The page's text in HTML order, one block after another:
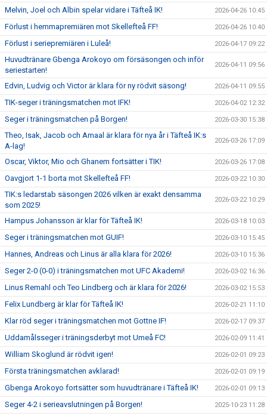
Melvin, Joel och Albin spelar vidare i Täfteå IK! 2026-04-26 10:45
Förlust i hemmapremiären mot Skellefteå FF! 2026-04-26 10:40
Förlust i seriepremiären i Luleå! 2026-04-17 09:22
Huvudtränare Gbenga Arokoyo om försäsongen och inför
seriestarten!
2026-04-11 09:56
Edvin, Ludvig och Victor är klara för ny rödvit säsong! 2026-04-11 09:55
TIK-seger i träningsmatchen mot IFK! 2026-04-02 12:32
Seger i träningsmatchen på Borgen! 2026-03-30 15:38
Theo, Isak, Jacob och Amaal är klara för nya år i Täfteå IK:s
A-lag!
2026-03-26 17:09
Oscar, Viktor, Mio och Ghanem fortsätter i TIK! 2026-03-26 17:08
Oavgjort 1-1 borta mot Skellefteå FF! 2026-03-22 10:30
TIK:s ledarstab säsongen 2026 vilken är exakt densamma
som 2025!
2026-03-22 10:29
Hampus Johansson är klar för Täfteå IK! 2026-03-18 10:03
Seger i träningsmatchen mot GUIF! 2026-03-10 15:45
Hannes, Andreas och Linus är alla klara för 2026! 2026-03-10 15:36
Seger 2-0 (0-0) i träningsmatchen mot UFC Akademi! 2026-03-02 16:36
Linus Remahl och Teo Lindberg och är klara för 2026! 2026-03-02 15:53
Felix Lundberg är klar för Täfteå IK! 2026-02-21 11:10
Klar röd seger i träningsmatchen mot Gottne IF! 2026-02-17 09:37
Uddamålsseger i träningsderbyt mot Umeå FC! 2026-02-09 11:41
William Skoglund är rödvit igen! 2026-02-01 09:23
Första träningsmatchen avklarad! 2026-02-01 09:19
Gbenga Arokoyo fortsätter som huvudtränare i Täfteå IK! 2026-02-01 09:13
Seger 4-2 i serieavslutningen på Borgen! 2025-10-23 11:28